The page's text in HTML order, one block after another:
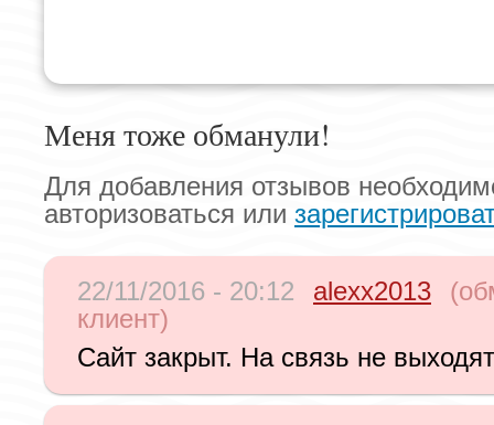
Меня тоже обманули!
Для добавления отзывов
авторизоваться или
22/11/2016 - 20:12 alexx2013
клиент)
Сайт закрыт. На связь не